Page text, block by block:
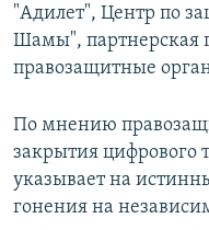
"Адилет", Центр по
Шамы", партнерская
правозащитные
По мнению
закрытия цифрового
указывает на
гонения на